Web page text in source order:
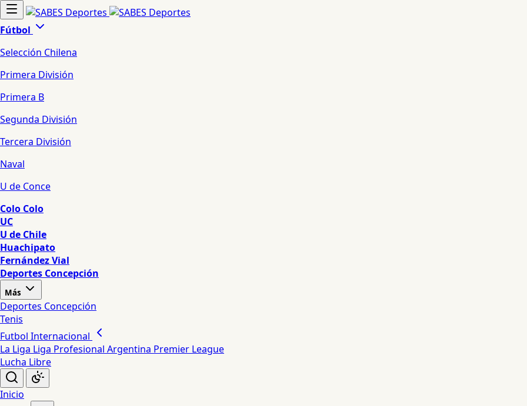
Fútbol
Selección Chilena
Primera División
Primera B
Segunda División
Tercera División
Naval
U de Conce
Colo Colo
UC
U de Chile
Huachipato
Fernández Vial
Deportes Concepción
Más
Deportes Concepción
Tenis
Futbol Internacional
La Liga Liga Profesional Argentina Premier League
Lucha Libre
Inicio